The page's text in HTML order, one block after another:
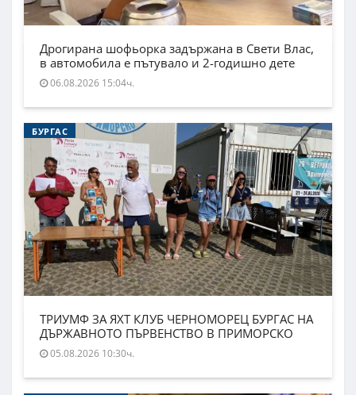
Дрогирана шофьорка задържана в Свети Влас,
в автомобила е пътувало и 2-годишно дете
06.08.2026 15:04ч.
БУРГАС
ТРИУМФ ЗА ЯХТ КЛУБ ЧЕРНОМОРЕЦ БУРГАС НА
ДЪРЖАВНОТО ПЪРВЕНСТВО В ПРИМОРСКО
05.08.2026 10:30ч.